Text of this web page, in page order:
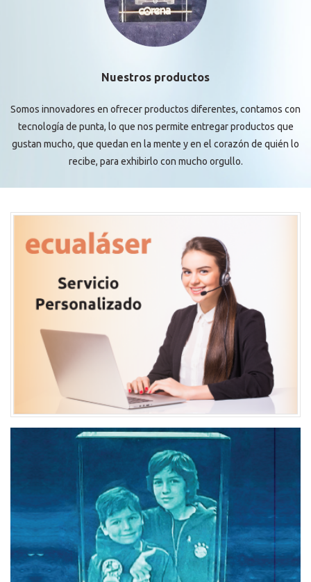
Nuestros productos
Somos innovadores en ofrecer productos diferentes, contamos con
tecnología de punta, lo que nos permite entregar productos que
gustan mucho, que quedan en la mente y en el corazón de quién lo
recibe, para exhibirlo con mucho orgullo.